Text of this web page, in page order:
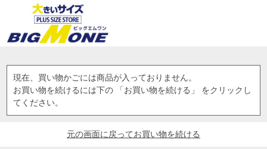
現在、買い物かごには商品が入っておりません。
お買い物を続けるには下の 「お買い物を続ける」 をクリックし
てください。
元の画面に戻ってお買い物を続ける